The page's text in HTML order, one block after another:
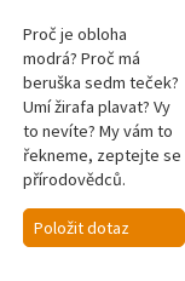
Proč je obloha
modrá? Proč má
beruška sedm teček?
Umí žirafa plavat? Vy
to nevíte? My vám to
řekneme, zeptejte se
přírodovědců.
Položit dotaz